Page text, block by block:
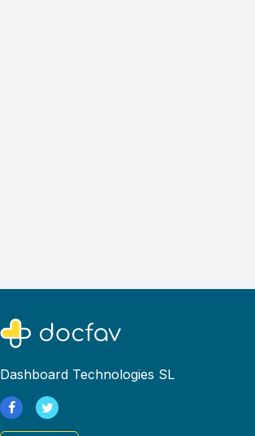
Dashboard Technologies SL